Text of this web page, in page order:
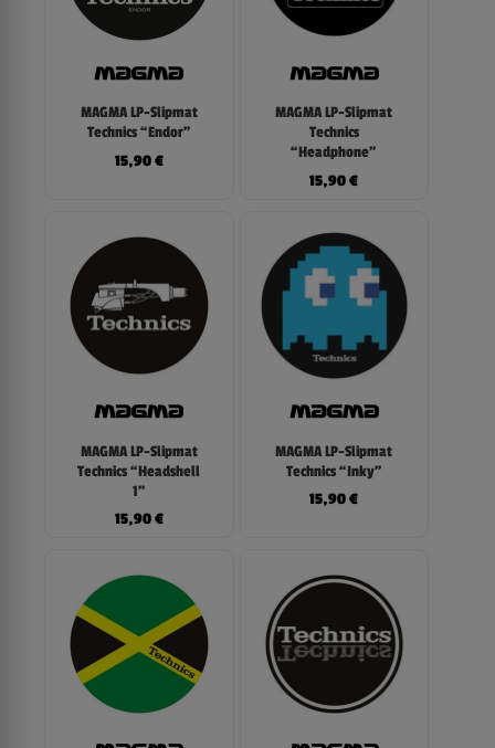
MAGMA LP-Slipmat
Technics “Endor”
15,90€
MAGMA LP-Slipmat
Technics
“Headphone”
15,90€
MAGMA LP-Slipmat
Technics “Headshell
1”
15,90€
MAGMA LP-Slipmat
Technics “Inky”
15,90€